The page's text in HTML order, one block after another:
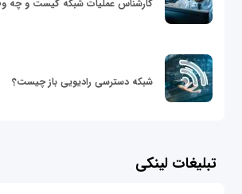
کارشناس عملیات شبکه کیست و چه
شبکه دسترسی رادیویی باز چیست؟
تبلیغات لینکی